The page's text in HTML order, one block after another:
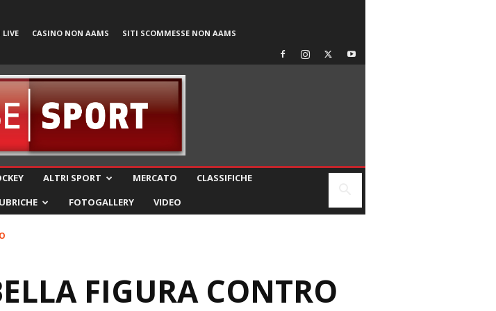
CASINO NON AAMS SITI SCOMMESSE NON AAMS
ALTRI SPORT MERCATO
CLASSIFICHE
FOTOGALLERY VIDEO
FIGURA CONTRO